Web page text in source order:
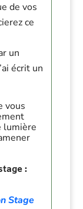
de vos
ce
un
écrit un
vous
lumière
:
Stage